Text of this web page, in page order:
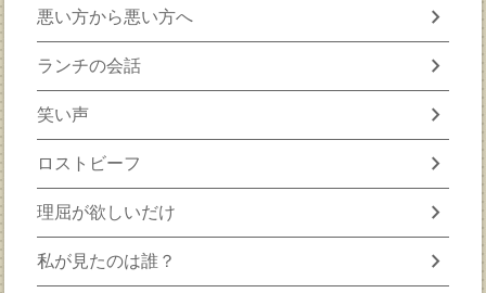
悪い方から悪い方へ chevron_right
ランチの会話 chevron_right
笑い声 chevron_right
ロストビーフ chevron_right
理屈が欲しいだけ chevron_right
私が見たのは誰？ chevron_right